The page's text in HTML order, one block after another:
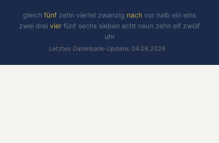
gleich fünf zehn viertel zwanzig nach vor halb ein eins
zwei drei vier fünf sechs sieben acht neun zehn elf zwölf
uhr
Letztes Datenbank-Update: 04.08.2026